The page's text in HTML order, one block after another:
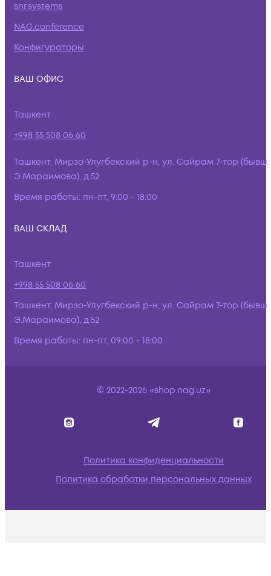
snr.systems
NAG.conference
Конфигураторы
ВАШ ОФИС
Ташкент
+998 55 508 06 60
Ташкент, Мирзо-Улугбекский р-н, ул. Сайрам 7-тор (бывш.
Э.Мараимова), д.52
Время работы: пн-пт, 9:00 - 18:00
ВАШ СКЛАД
Ташкент
+998 55 508 06 60
Ташкент, Мирзо-Улугбекский р-н, ул. Сайрам 7-тор (бывш.
Э.Мараимова), д.52
Время работы: пн-пт, 09:00 - 18:00
© 2022-2026 «shop.nag.uz»
Политика конфиденциальности
Политика обработки персональных данных